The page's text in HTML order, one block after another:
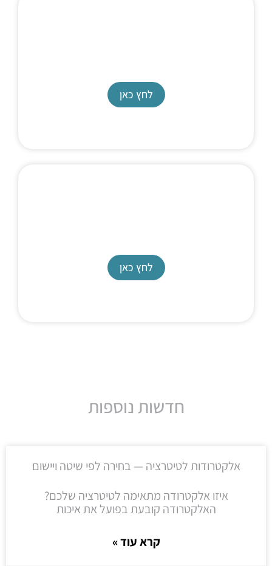
לחץ כאן
לחץ כאן
חדשות נוספות
אלקטרודות לטיטרציה — בחירה לפי שיטה ויישום
איזו אלקטרודה מתאימה לטיטרציה שלכם?
האלקטרודה קובעת בפועל את איכות
קרא עוד »